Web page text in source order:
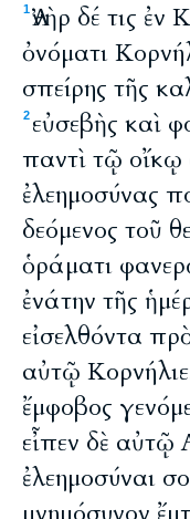
1Ἀνὴρ δέ τις
ὀνόματι
σπείρης τῆς
2 εὐσεβὴς καὶ
παντὶ τῷ
ἐλεημοσύνας
δεόμενος τοῦ
ὁράματι
ἐνάτην τῆς
εἰσελθόντα
αὐτῷ
ἔμφοβος
εἶπεν δὲ αὐτῷ
ἐλεημοσύναι